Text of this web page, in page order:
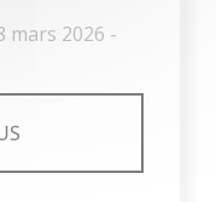
mars 2026 -